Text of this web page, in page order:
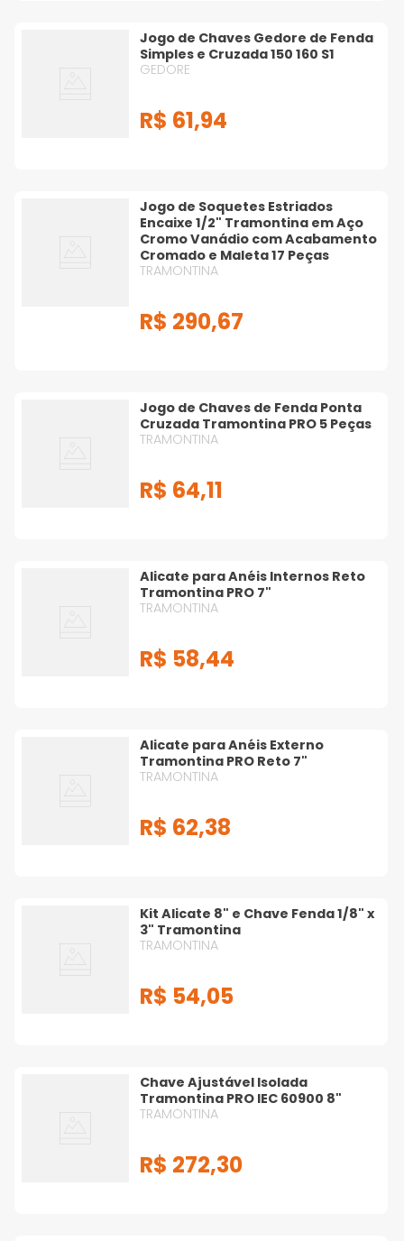
Jogo de Chaves Gedore de Fenda
Simples e Cruzada 150 160 S1
GEDORE
R$ 61,94
Jogo de Soquetes Estriados
Encaixe 1/2" Tramontina em Aço
Cromo Vanádio com Acabamento
Cromado e Maleta 17 Peças
TRAMONTINA
R$ 290,67
Jogo de Chaves de Fenda Ponta
Cruzada Tramontina PRO 5 Peças
TRAMONTINA
R$ 64,11
Alicate para Anéis Internos Reto
Tramontina PRO 7"
TRAMONTINA
R$ 58,44
Alicate para Anéis Externo
Tramontina PRO Reto 7"
TRAMONTINA
R$ 62,38
Kit Alicate 8" e Chave Fenda 1/8" x
3" Tramontina
TRAMONTINA
R$ 54,05
Chave Ajustável Isolada
Tramontina PRO IEC 60900 8"
TRAMONTINA
R$ 272,30